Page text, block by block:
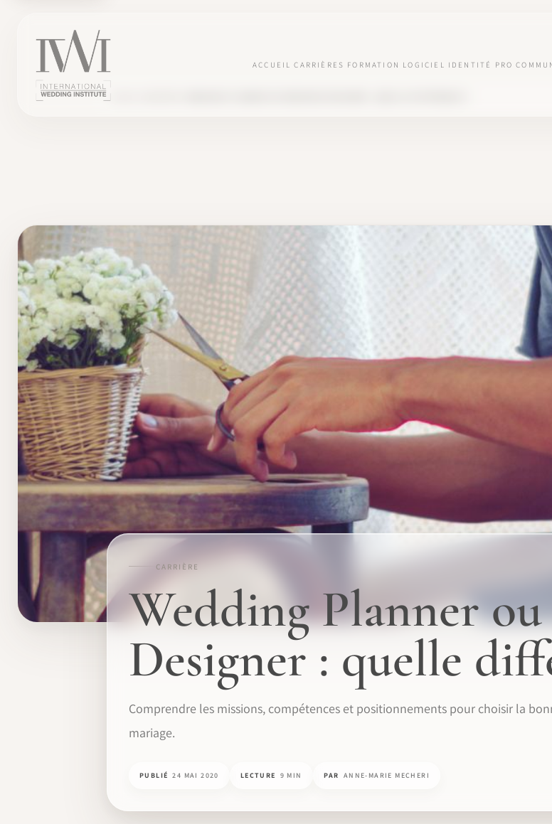
ACCUEIL CARRIÈRES FORMATION LOGICIEL IDENTITÉ PRO
CARRIÈRE
Wedding Planner
Designer : quelle
Comprendre les missions, compétences et positionnements pour choisir la
mariage.
PUBLIÉ 24 MAI 2020 LECTURE 9 MIN PAR ANNE-MARIE MECHERI